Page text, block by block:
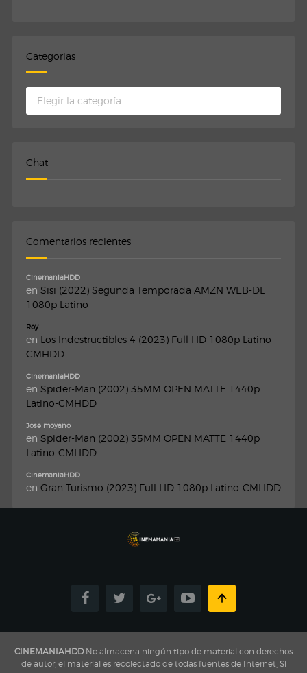
Categorias
Categorias
Chat
Comentarios recientes
CinemaniaHDD
en Sisi (2022) Segunda Temporada AMZN WEB-DL
1080p Latino
Roy
en Los Indestructibles 4 (2023) Full HD 1080p Latino-
CMHDD
CinemaniaHDD
en Spider-Man (2002) 35MM OPEN MATTE 1440p
Latino-CMHDD
Jose moyano
en Spider-Man (2002) 35MM OPEN MATTE 1440p
Latino-CMHDD
CinemaniaHDD
en Gran Turismo (2023) Full HD 1080p Latino-CMHDD
CINEMANIAHDDNo almacena ningún tipo de material con derechos
de autor, el material es recolectado de todas fuentes de Internet, Si